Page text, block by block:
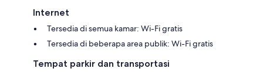
Internet
Tersedia di semua kamar: Wi-Fi gratis
Tersedia di beberapa area publik: Wi-Fi gratis
Tempat parkir dan transportasi